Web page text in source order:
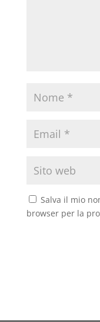
Salva il mio
browser per la